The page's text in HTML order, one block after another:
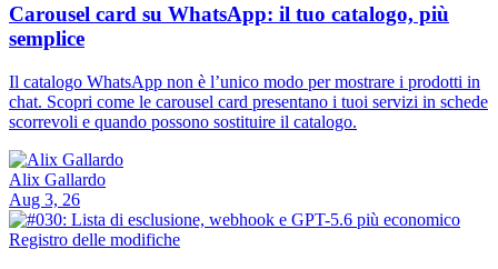
Carousel card su WhatsApp: il tuo catalogo, più
semplice
Il catalogo WhatsApp non è l’unico modo per mostrare i prodotti in
chat. Scopri come le carousel card presentano i tuoi servizi in schede
scorrevoli e quando possono sostituire il catalogo.
Alix Gallardo
Aug 3, 26
Registro delle modifiche